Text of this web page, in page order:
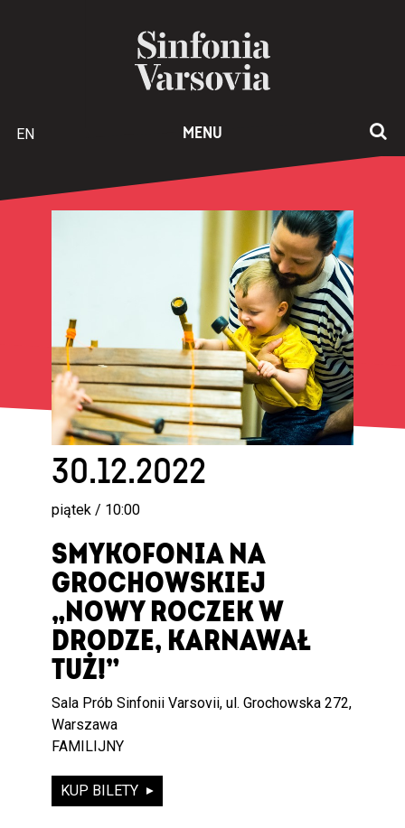
MENU
EN
30.12.2022
piątek / 10:00
SMYKOFONIA NA
GROCHOWSKIEJ
„NOWY ROCZEK W
DRODZE, KARNAWAŁ
TUŻ!”
Sala Prób Sinfonii Varsovii, ul. Grochowska 272,
Warszawa
FAMILIJNY
KUP BILETY